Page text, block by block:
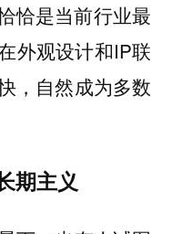
恰是当前行业最
外观设计和IP联
，自然成为多数
期主义